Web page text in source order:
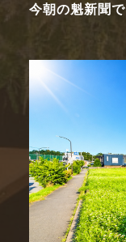
今朝の魁新聞で